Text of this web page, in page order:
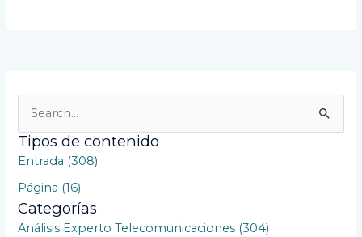
u
r
Tipos de contenido
Entrada (308)
Página (16)
Categorías
Análisis Experto Telecomunicaciones (304)